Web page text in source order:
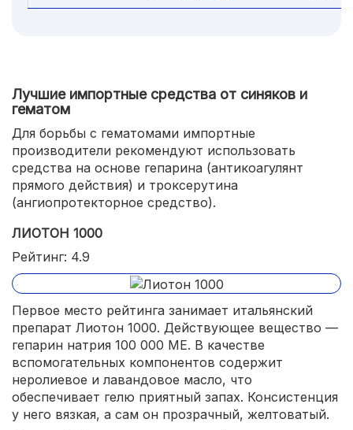
Лучшие импортные средства от синяков и
гематом
Для борьбы с гематомами импортные
производители рекомендуют использовать
средства на основе гепарина (антикоагулянт
прямого действия) и троксерутина
(ангиопротекторное средство).
ЛИОТОН 1000
Рейтинг: 4.9
Первое место рейтинга занимает итальянский
препарат Лиотон 1000. Действующее вещество —
гепарин натрия 100 000 МЕ. В качестве
вспомогательных компонентов содержит
неролиевое и лавандовое масло, что
обеспечивает гелю приятный запах. Консистенция
у него вязкая, а сам он прозрачный, желтоватый.